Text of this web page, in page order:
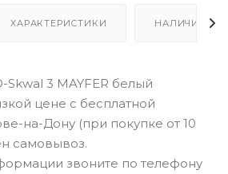
ХАРАКТЕРИСТИКИ НАЛИЧИЕ В
3 MAYFER белый
цене с бесплатной
на-Дону (при покупке от 10
самовывоз.
звоните по телефону